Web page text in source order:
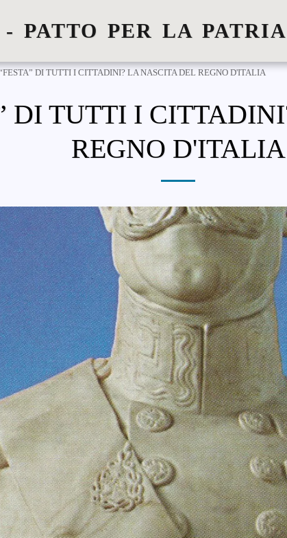
PATTO PER LA PATRIA
DI TUTTI I CITTADINI? LA NASCITA DEL REGNO D'ITALIA
DI TUTTI I
REGNO D'ITALIA